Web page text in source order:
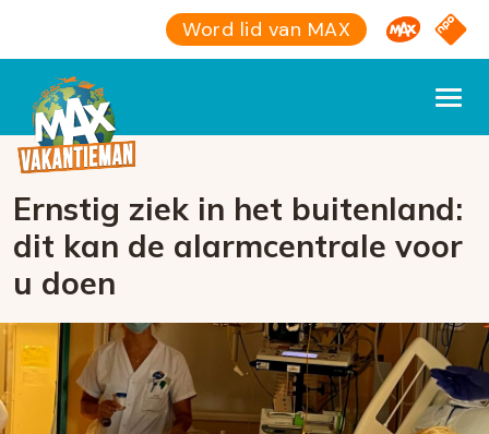
Word lid van MAX Omroep
NPO
Ernstig ziek in het buitenland:
dit kan de alarmcentrale voor
u doen